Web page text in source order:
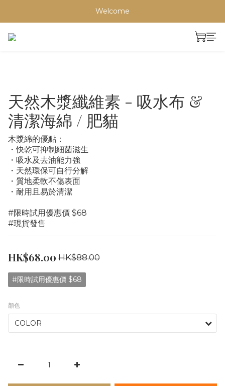
Welcome
天然木漿纖維素 - 吸水布 &
清潔海綿 / 肥貓
木漿綿的優點：
・快乾可抑制細菌滋生
・吸水及去油能力強
・天然環保可自行分解
・質地柔軟不傷表面
・耐用且易於清潔
#限時試用優惠價 $68
#現貨發售
HK$68.00 HK$88.00
#限時試用優惠價 $68
顏色